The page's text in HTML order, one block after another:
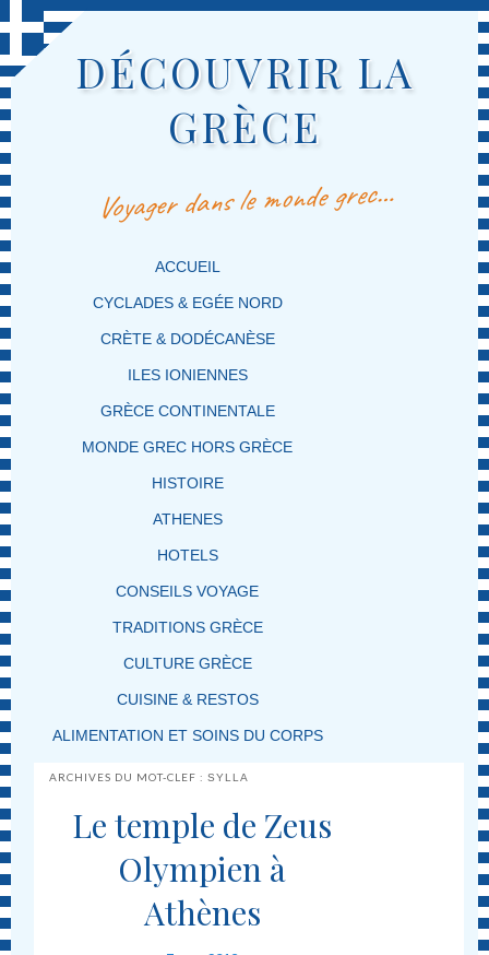
DÉCOUVRIR LA
GRÈCE
Voyager dans le monde grec…
MENU PRINCIPAL
MASQUER LA NAVIGATION PRINCIPALE
MASQUER LA NAVIGATION SECONDAIRE
ACCUEIL
CYCLADES & EGÉE NORD
CRÈTE & DODÉCANÈSE
ILES IONIENNES
GRÈCE CONTINENTALE
MONDE GREC HORS GRÈCE
HISTOIRE
ATHENES
HOTELS
CONSEILS VOYAGE
TRADITIONS GRÈCE
CULTURE GRÈCE
CUISINE & RESTOS
ALIMENTATION ET SOINS DU CORPS
ARCHIVES DU MOT-CLEF :SYLLA
Le temple de Zeus
Olympien à
Athènes